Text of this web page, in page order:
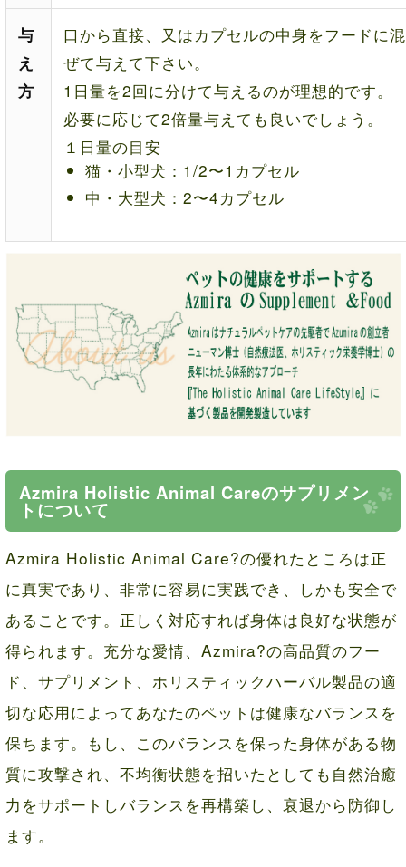
与
え
方
口から直接、又はカプセルの中身をフードに混
ぜて与えて下さい。
1日量を2回に分けて与えるのが理想的です。
必要に応じて2倍量与えても良いでしょう。
１日量の目安
猫・小型犬：1/2〜1カプセル
中・大型犬：2〜4カプセル
Azmira Holistic Animal Careのサプリメン
トについて
Azmira Holistic Animal Care?の優れたところは正
に真実であり、非常に容易に実践でき、しかも安全で
あることです。正しく対応すれば身体は良好な状態が
得られます。充分な愛情、Azmira?の高品質のフー
ド、サプリメント、ホリスティックハーバル製品の適
切な応用によってあなたのペットは健康なバランスを
保ちます。もし、このバランスを保った身体がある物
質に攻撃され、不均衡状態を招いたとしても自然治癒
力をサポートしバランスを再構築し、衰退から防御し
ます。